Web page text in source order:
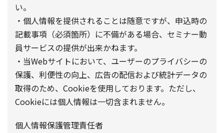
い。
・個人情報を提供されることは随意ですが、申込時の
記載事項（必須箇所）に不備がある場合、セミナー動
員サービスの提供が出来かねます。
・当Webサイトにおいて、ユーザーのプライバシーの
保護、利便性の向上、広告の配信および統計データの
取得のため、Cookieを使用しております。ただし、
Cookieには個人情報は一切含まれません。
個人情報保護管理責任者